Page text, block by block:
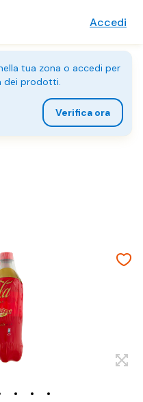
Accedi
tua zona o accedi per
dei prodotti.
Verifica ora